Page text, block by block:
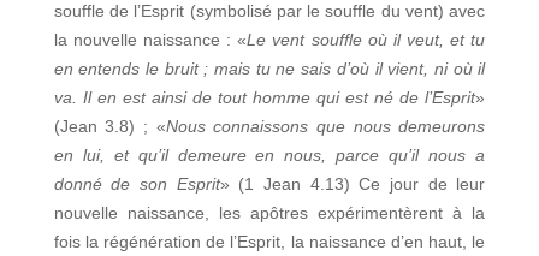
souffle de l’Esprit (symbolisé par le souffle du vent) avec
la nouvelle naissance : «Le vent souffle où il veut, et tu
en entends le bruit ; mais tu ne sais d’où il vient, ni où il
va. Il en est ainsi de tout homme qui est né de l’Esprit»
(Jean 3.8) ; «Nous connaissons que nous demeurons
en lui, et qu’il demeure en nous, parce qu’il nous a
donné de son Esprit» (1 Jean 4.13) Ce jour de leur
nouvelle naissance, les apôtres expérimentèrent à la
fois la régénération de l’Esprit, la naissance d’en haut, le